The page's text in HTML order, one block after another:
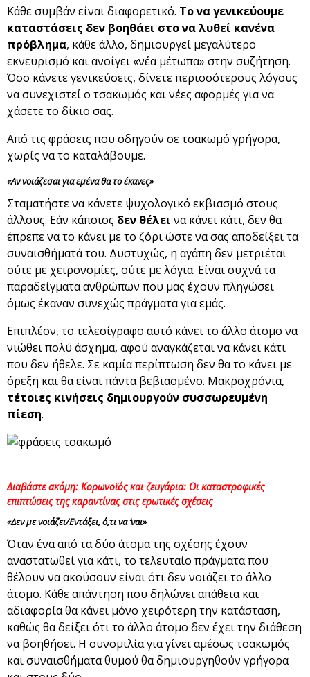
Κάθε συμβάν είναι διαφορετικό. Το να γενικεύουμε
καταστάσεις δεν βοηθάει στο να λυθεί κανένα
πρόβλημα, κάθε άλλο, δημιουργεί μεγαλύτερο
εκνευρισμό και ανοίγει «νέα μέτωπα» στην συζήτηση.
Όσο κάνετε γενικεύσεις, δίνετε περισσότερους λόγους
να συνεχιστεί ο τσακωμός και νέες αφορμές για να
χάσετε το δίκιο σας.
Από τις φράσεις που οδηγούν σε τσακωμό γρήγορα,
χωρίς να το καταλάβουμε.
«Αν νοιάζεσαι για εμένα θα το έκανες»
Σταματήστε να κάνετε ψυχολογικό εκβιασμό στους
άλλους. Εάν κάποιος δεν θέλει να κάνει κάτι, δεν θα
έπρεπε να το κάνει με το ζόρι ώστε να σας αποδείξει τα
συναισθήματά του. Δυστυχώς, η αγάπη δεν μετριέται
ούτε με χειρονομίες, ούτε με λόγια. Είναι συχνά τα
παραδείγματα ανθρώπων που μας έχουν πληγώσει
όμως έκαναν συνεχώς πράγματα για εμάς.
Επιπλέον, το τελεσίγραφο αυτό κάνει το άλλο άτομο να
νιώθει πολύ άσχημα, αφού αναγκάζεται να κάνει κάτι
που δεν ήθελε. Σε καμία περίπτωση δεν θα το κάνει με
όρεξη και θα είναι πάντα βεβιασμένο. Μακροχρόνια,
τέτοιες κινήσεις δημιουργούν συσσωρευμένη
πίεση.
Διαβάστε ακόμη: Κορωνοϊός και ζευγάρια: Οι καταστροφικές
επιπτώσεις της καραντίνας στις ερωτικές σχέσεις
«Δεν με νοιάζει/Εντάξει, ό,τι να ‘ναι»
Όταν ένα από τα δύο άτομα της σχέσης έχουν
αναστατωθεί για κάτι, το τελευταίο πράγματα που
θέλουν να ακούσουν είναι ότι δεν νοιάζει το άλλο
άτομο. Κάθε απάντηση που δηλώνει απάθεια και
αδιαφορία θα κάνει μόνο χειρότερη την κατάσταση,
καθώς θα δείξει ότι το άλλο άτομο δεν έχει την διάθεση
να βοηθήσει. Η συνομιλία για γίνει αμέσως τσακωμός
και συναισθήματα θυμού θα δημιουργηθούν γρήγορα